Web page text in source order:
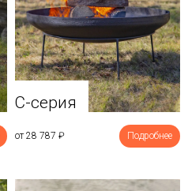
C-серия
от 28 787 ₽ Подробнее